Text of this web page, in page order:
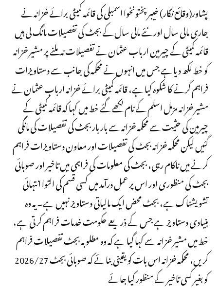
پشاور(وقائع نگار) خیبرپختونخوا اسمبلی کی قائمہ کمیٹی برائے خزانہ نے
جاری مالی سال اور نئے مالی سال کے بجٹ کی تفصیلات مانگ لی ہیں
قائمہ کمیٹی کے چیرمین ارباب عثمان نے تفصیلات نہ ملنے پر مشیر خزانہ
کو خط لکھ دیا ہے جس میں انہوں نے محکمہ کی جانب سے دستاویزات
فراہم کرنے کا شکوہ کیا ہے، قائمہ کمیٹی برائے خزانہ ارباب عثمان نے
مشیر خزانہ مزمل اسلم کے نام لکھے گئے خط میں کہا کہ قائمہ کمیٹی کے
چیرمین کی حثیت سے محکمہ خزانہ سے بار بار بجٹ کی تفصیلات کی مانگی
گئیں لیکن محکمہ خزانہ بجٹ کی تفصیلات اور معاون دستاویزات فراہم
کرنے میں ناکام رہی، بجٹ کی معلومات کی فراہمی میں تاخیر اور صوبائی
بجٹ کی منظوری اور اس پر عمل درآمد میں کسی قسم کی التوا انتہائی
تشویشناک ہے، بجٹ محض ایک مالیاتی دستاویز نہیں ہے۔ یہ وہ
بنیادی دستاویز ہے جس کے ذریعے حکومت خدمات فراہم کرتی ہے،
خط میں مشیر خزانہ سے کہا گیا ہے کہ وہ مطلوبہ بجٹ تفصیلات فراہم
کریں، محکمہ خزانہ اس بات کو یقینی بنائے کہ صوبائی بجٹ 2026/27
کو بغیر کسی تاخیر کے منظور کیا جائے